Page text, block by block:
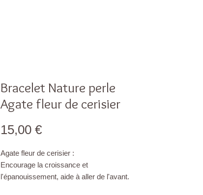
Bracelet Nature perle
Agate fleur de cerisier
15,00 €Prix
Agate fleur de cerisier :
Encourage la croissance et
l'épanouissement, aide à aller de l'avant.